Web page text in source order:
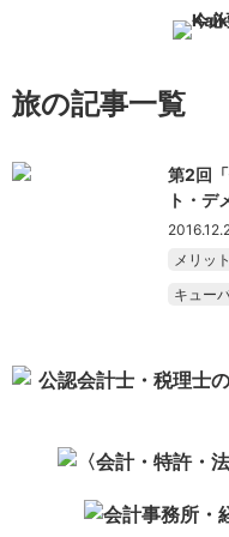
旅の記事一覧
第2回
ト・デ
メリット
キュー